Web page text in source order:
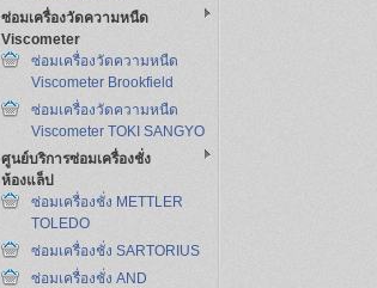
ซ่อมเครื่องวัดความหนืด
Viscometer
ซ่อมเครื่องวัดความหนืด
Viscometer Brookfield
ซ่อมเครื่องวัดความหนืด
Viscometer TOKI SANGYO
ศูนย์บริการซ่อมเครื่องชั่ง
ห้องแล็ป
ซ่อมเครื่องชั่ง METTLER
TOLEDO
ซ่อมเครื่องชั่ง SARTORIUS
ซ่อมเครื่องชั่ง AND